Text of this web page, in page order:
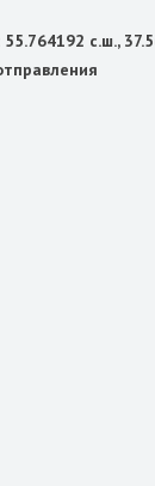
с.ш.,